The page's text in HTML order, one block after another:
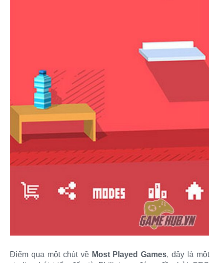
Điểm qua một chút về Most Played Games, đây là một